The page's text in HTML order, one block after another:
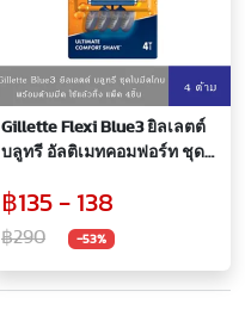
Gillette Flexi Blue3 ยิลเลตต์
บลูทรี อัลติเมทคอมฟอร์ท ชุด
ทิ้ง แพ็ค 4 ชิ้น
฿135 - 138
฿290 -53%